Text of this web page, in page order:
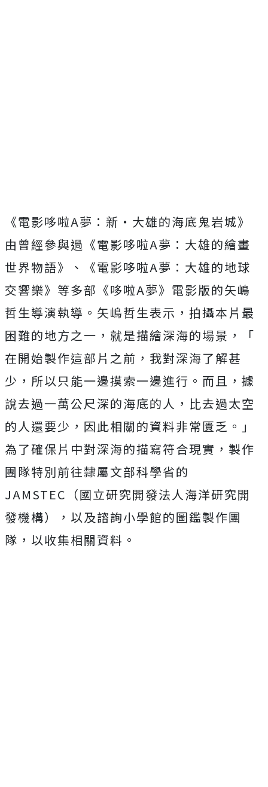
《電影哆啦A夢：新‧大雄的海底鬼岩城》
由曾經參與過《電影哆啦A夢：大雄的繪畫
世界物語》、《電影哆啦A夢： 大雄的地球
交響樂》等多部《哆啦A夢》 電影版的矢嶋
哲生導演執導。矢嶋哲生表示， 拍攝本片最
困難的地方之一，就是描繪深海的場景，「
在開始製作這部片之前，我對深海了解甚
少， 所以只能一邊摸索一邊進行。而且， 據
說去過一萬公尺深的海底的人，比去過太空
的人還要少， 因此相關的資料非常匱乏。」
為了確保片中對深海的描寫符合現實， 製作
團隊特別前往隸屬文部科學省的
JAMSTEC （國立研究開發法人海洋研究開
發機構）， 以及諮詢小學館的圖鑑製作團
隊，以收集相關資料。